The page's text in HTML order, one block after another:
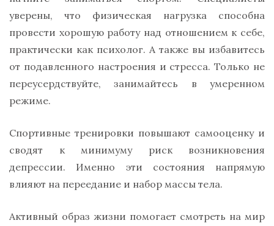
уверены, что физическая нагрузка способна
провести хорошую работу над отношением к себе,
практически как психолог. А также вы избавитесь
от подавленного настроения и стресса. Только не
переусердствуйте, занимайтесь в умеренном
режиме.
Спортивные тренировки повышают самооценку и
сводят к минимуму риск возникновения
депрессии. Именно эти состояния напрямую
влияют на переедание и набор массы тела.
Активный образ жизни помогает смотреть на мир